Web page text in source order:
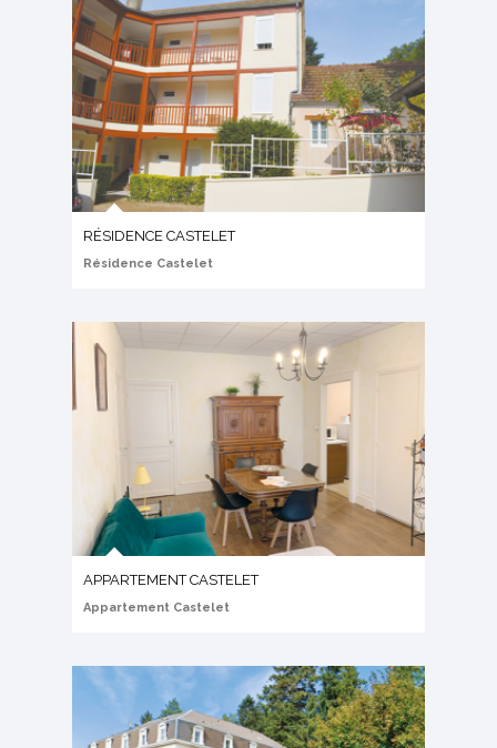
RÉSIDENCE CASTELET
Résidence Castelet
APPARTEMENT CASTELET
Appartement Castelet